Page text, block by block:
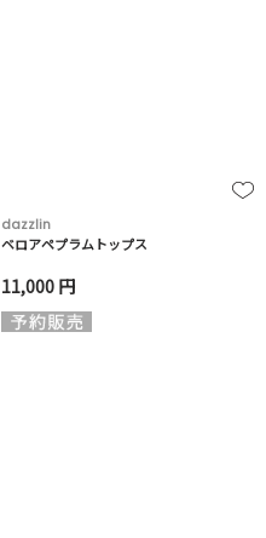
dazzlin
ベロアペプラムトップス
11,000 円